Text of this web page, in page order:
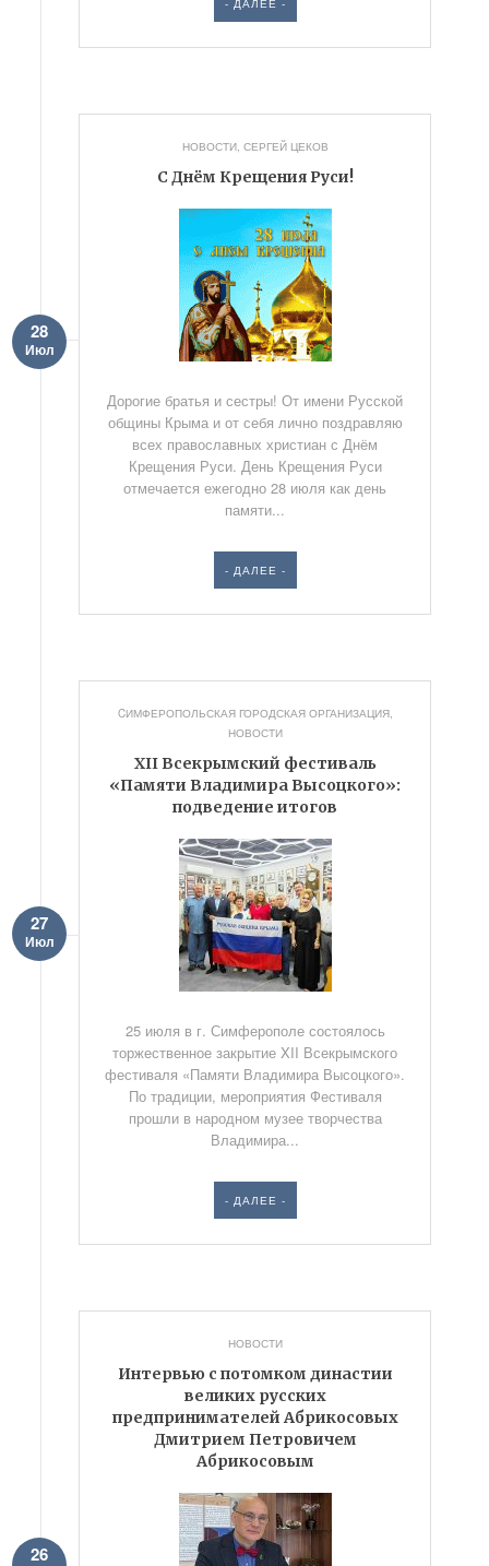
- ДАЛЕЕ -
НОВОСТИ, СЕРГЕЙ ЦЕКОВ
С Днём Крещения Руси!
28
Июл
Дорогие братья и сестры! От имени Русской
общины Крыма и от себя лично поздравляю
всех православных христиан с Днём
Крещения Руси. День Крещения Руси
отмечается ежегодно 28 июля как день
памяти...
- ДАЛЕЕ -
CИМФЕРОПОЛЬСКАЯ ГОРОДСКАЯ ОРГАНИЗАЦИЯ,
НОВОСТИ
XII Всекрымский фестиваль
«Памяти Владимира Высоцкого»:
подведение итогов
27
Июл
25 июля в г. Симферополе состоялось
торжественное закрытие XII Всекрымского
фестиваля «Памяти Владимира Высоцкого».
По традиции, мероприятия Фестиваля
прошли в народном музее творчества
Владимира...
- ДАЛЕЕ -
НОВОСТИ
Интервью с потомком династии
великих русских
предпринимателей Абрикосовых
Дмитрием Петровичем
Абрикосовым
26